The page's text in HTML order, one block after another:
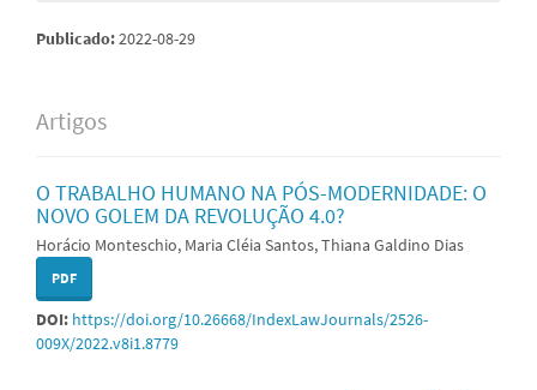
Publicado:2022-08-29
Artigos
O TRABALHO HUMANO NA PÓS-MODERNIDADE: O
NOVO GOLEM DA REVOLUÇÃO 4.0?
Horácio Monteschio, Maria Cléia Santos, Thiana Galdino Dias
PDF
DOI: https://doi.org/10.26668/IndexLawJournals/2526-
009X/2022.v8i1.8779